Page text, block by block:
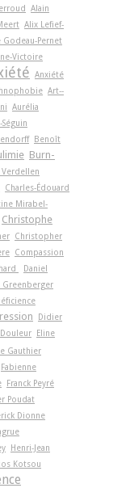
Alain
Alix Lefief-
Godeau-Pernet
Victoire
Anxiété
Art-­
Aurélia
Benoît
Burn-
Verdellen
Charles-Édouard
Mirabel-
Christophe
Christopher
Compassion
Daniel
Greenberger
Didier
Douleur Eline
Gauthier
Fabienne
Franck Peyré
Poudat
Dionne
Henri-Jean
Kotsou